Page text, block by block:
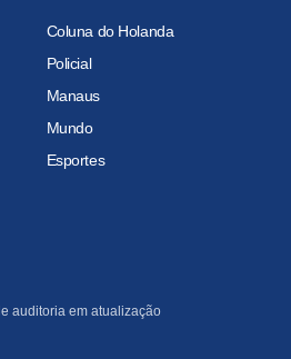
Coluna do Holanda
Policial
Manaus
Mundo
Esportes
auditoria em atualização